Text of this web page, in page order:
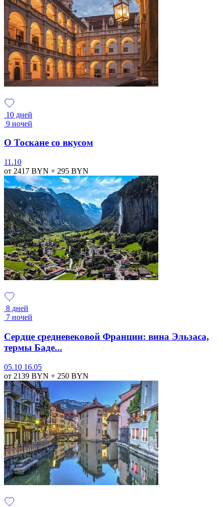
10 дней
9 ночей
О Тоскане со вкусом
11.10
от 2417 BYN + 295 BYN
8 дней
7 ночей
Сердце средневековой Франции: вина Эльзаса,
термы Баде...
05.10 16.05
от 2139 BYN + 250 BYN